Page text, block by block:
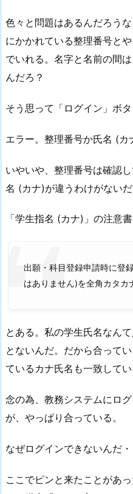
色々と問題はあるんだろう
にかかれている整理番号と
でいれる。名字と名前の間
んだろ？
そう思って「ログイン」ボタ
エラー。整理番号か氏名 (カ
いやいや、整理番号は確認
名 (カナ)が違うわけがないだ
「学生指名 (カナ)」の注意書
出願・科目登録申請時に登
はありません)を全角カタカ
とある。私の学生氏名なん
とないんだ。だから合って
ているカナ氏名も一致してい
念の為、教務システムにロ
が、やっぱり合っている。
なぜログインできないんだ・
ここでピンと来たことがあ